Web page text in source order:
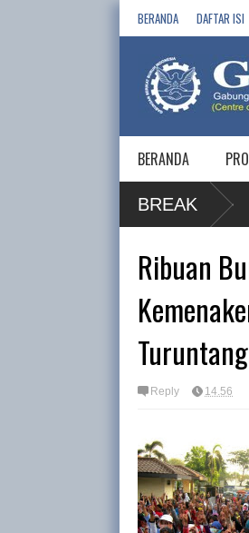
BERANDA DAFTAR ISI
BERANDA
BREAK
dan Sosialisasi JKP, Dorong Pemahaman dan
Ribuan
Reply 14.56